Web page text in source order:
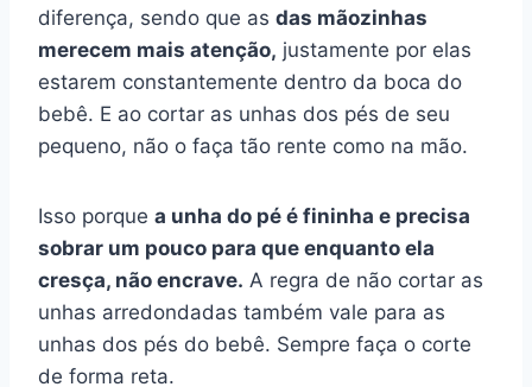
diferença, sendo que as das mãozinhas
merecem mais atenção, justamente por elas
estarem constantemente dentro da boca do
bebê. E ao cortar as unhas dos pés de seu
pequeno, não o faça tão rente como na mão.
Isso porque a unha do pé é fininha e precisa
sobrar um pouco para que enquanto ela
cresça, não encrave. A regra de não cortar as
unhas arredondadas também vale para as
unhas dos pés do bebê. Sempre faça o corte
de forma reta.